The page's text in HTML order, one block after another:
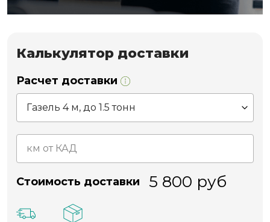
Калькулятор доставки
Расчет доставки
Стоимость доставки 5 800 руб